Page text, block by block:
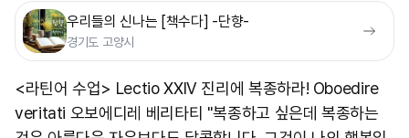
우리들의 신나는 [책수다] -단향-
경기도 고양시
<라틴어 수업> Lectio XXIV 진리에 복종하라! Oboedire
veritati 오보에디레 베리타티 "복종하고 싶은데 복종하는